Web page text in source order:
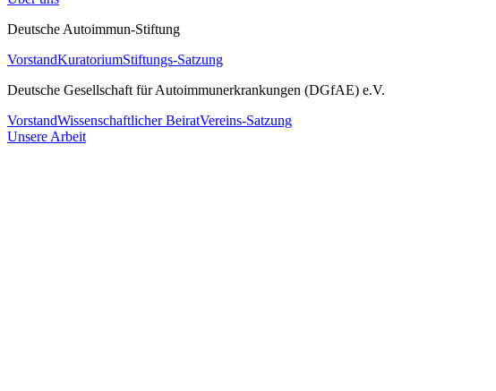
Deutsche Autoimmun-Stiftung
VorstandKuratoriumStiftungs-Satzung
Deutsche Gesellschaft für Autoimmunerkrankungen (DGfAE) e.V.
VorstandWissenschaftlicher BeiratVereins-Satzung
Unsere Arbeit